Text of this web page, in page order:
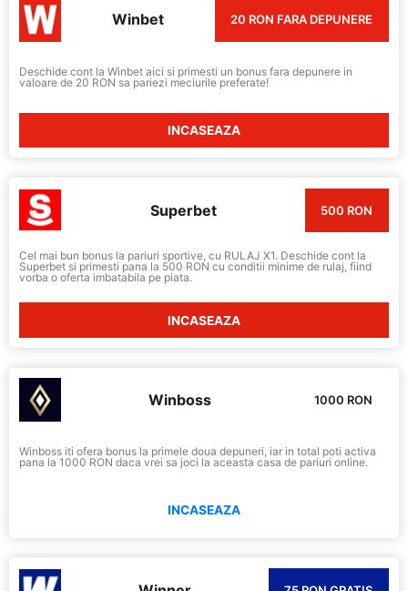
Winbet 20 RON FARA DEPUNERE
Deschide cont la Winbet aici si primesti un bonus fara depunere in
valoare de 20 RON sa pariezi meciurile preferate!
INCASEAZA
Superbet 500 RON
Cel mai bun bonus la pariuri sportive, cu RULAJ X1. Deschide cont la
Superbet si primesti pana la 500 RON cu conditii minime de rulaj, fiind
vorba o oferta imbatabila pe piata.
INCASEAZA
Winboss 1000 RON
Winboss iti ofera bonus la primele doua depuneri, iar in total poti activa
pana la 1000 RON daca vrei sa joci la aceasta casa de pariuri online.
INCASEAZA